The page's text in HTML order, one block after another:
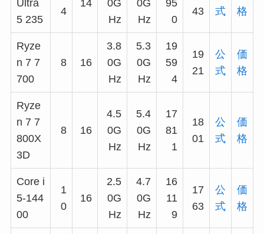
Ultra
5 235
4
14
0G
Hz
0G
Hz
95
0
43
式
格
Ryze
n 7 7
700
8 16
3.8
0G
Hz
5.3
0G
Hz
19
59
4
19
21
公
式
価
格
Ryze
n 7 7
800X
3D
8 16
4.5
0G
Hz
5.4
0G
Hz
17
81
1
18
01
公
式
価
格
Core i
5-144
00
1
0
16
2.5
0G
Hz
4.7
0G
Hz
16
11
9
17
63
公
式
価
格